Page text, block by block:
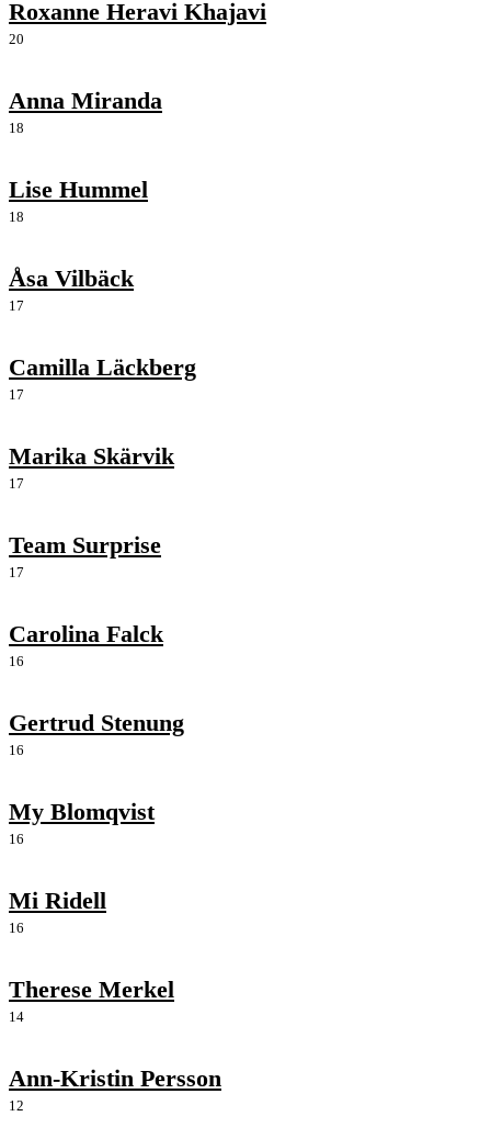
Roxanne Heravi Khajavi
20
Anna Miranda
18
Lise Hummel
18
Åsa Vilbäck
17
Camilla Läckberg
17
Marika Skärvik
17
Team Surprise
17
Carolina Falck
16
Gertrud Stenung
16
My Blomqvist
16
Mi Ridell
16
Therese Merkel
14
Ann-Kristin Persson
12